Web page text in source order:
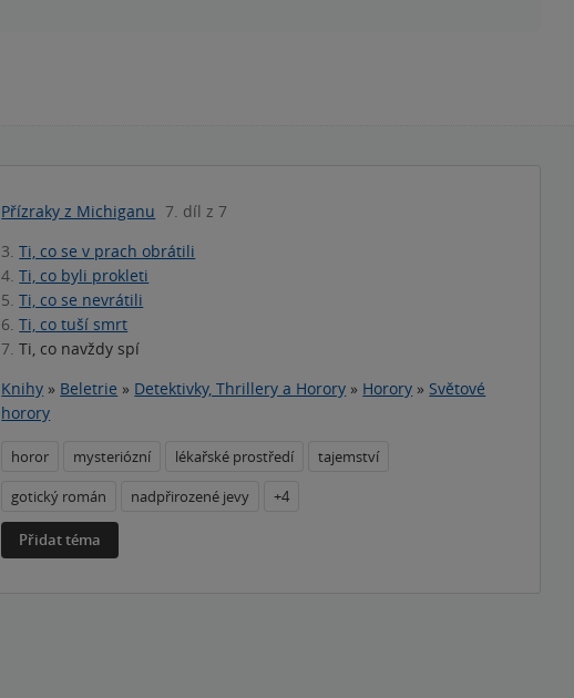
Přízraky z Michiganu 7. díl z 7
3. Ti, co se v prach obrátili
4. Ti, co byli prokleti
5. Ti, co se nevrátili
6. Ti, co tuší smrt
7. Ti, co navždy spí
Knihy » Beletrie » Detektivky, Thrillery a Horory » Horory » Světové
horory
horor mysteriózní lékařské prostředí
tajemství
gotický román
nadpřirozené jevy +4
Přidat téma